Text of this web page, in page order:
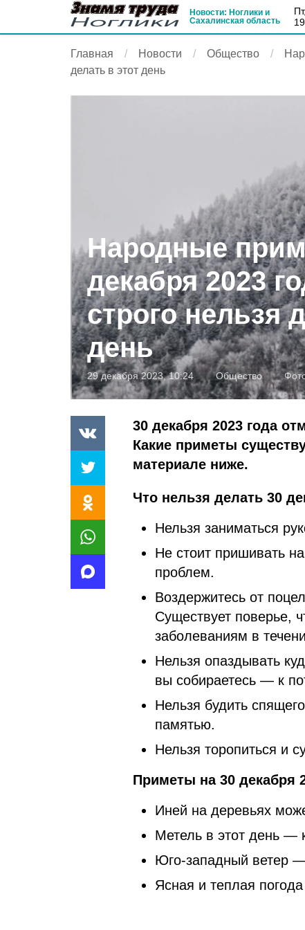
Новости: Ноглики и
Сахалинская область
Главная Новости Общество
делать в этот день
Народные
декабря 2023
строго нельзя
день
29 декабря 2023, 10:24 Общество
30 декабря 2023 года
Какие приметы
материале ниже.
Что нельзя делать 30
Нельзя заниматься
Не стоит пришивать
проблем.
Воздержитесь от
Существует поверье,
заболеваниям в
Нельзя опаздывать
вы собираетесь — к
Нельзя будить
памятью.
Нельзя торопиться
Приметы на 30 декабря
Иней на деревьях
Метель в этот день —
Юго-западный ветер —
Ясная и теплая